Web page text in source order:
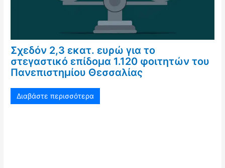
Σχεδόν 2,3 εκατ. ευρώ για το
στεγαστικό επίδομα 1.120 φοιτητών του
Πανεπιστημίου Θεσσαλίας
Διαβάστε περισσότερα